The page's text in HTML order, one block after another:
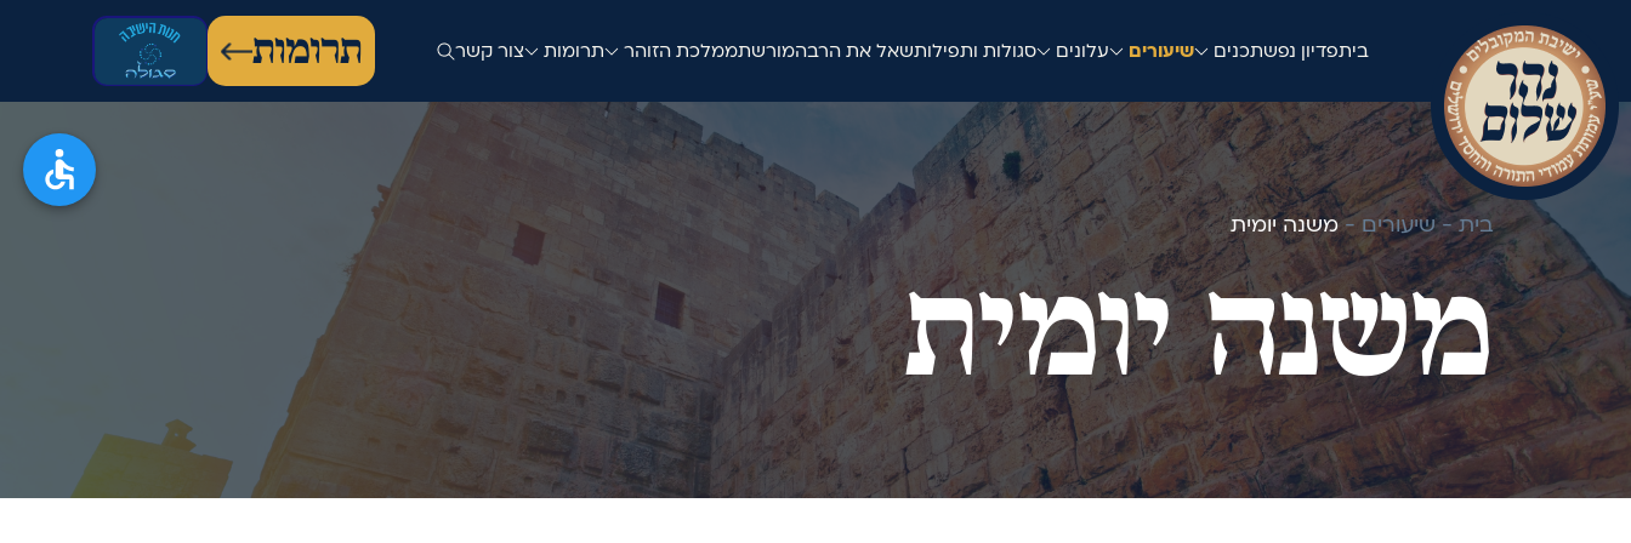
תרומות צור קשר תרומות ממלכת הזוהרהמורשתשאל את הרבסגולות ותפילות עלונים שיעורים תכניםפדיון נפשבית
בית -שיעורים -משנה יומית
משנה יומית